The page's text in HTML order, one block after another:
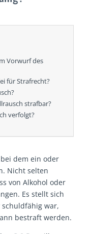
Vorwurf des
für Strafrecht?
strafbar?
verfolgt?
dem ein oder
Nicht selten
von Alkohol oder
Es stellt sich
war,
bestraft werden.